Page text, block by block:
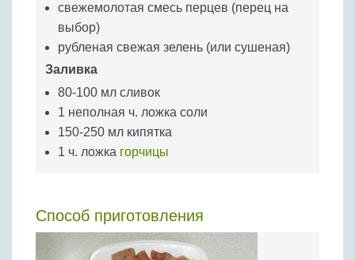
свежемолотая смесь перцев (перец на
выбор)
рубленая свежая зелень (или сушеная)
Заливка
80-100 мл сливок
1 неполная ч. ложка соли
150-250 мл кипятка
1 ч. ложка горчицы
Способ приготовления